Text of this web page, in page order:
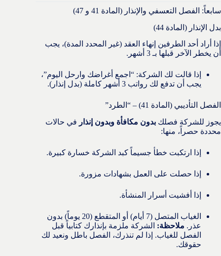
سابعاً: الفصل التعسفي والإنذار (المادة 41 و 47)
بدل الإنذار (المادة 44)
إذا أراد أحد الطرفين إنهاء العقد (غير المحدد المدة)، يجب
أن يخطر الآخر قبلها بـ 3 أشهر.
إذا قالت لك الشركة: “اجمع أغراضك وارحل اليوم”،
يجب أن تدفع لك رواتب 3 أشهر كاملة (بدل إنذار).
الفصل التأديبي (المادة 41) – “الطرد”
يجوز للشركة فصلك بدون مكافأة وبدون إنذار في حالات
محددة حصراً، منها:
إذا ارتكبت خطأ جسيماً كبد الشركة خسارة كبيرة.
إذا حصلت على العمل بشهادات مزورة.
إذا أفشيت أسرار المنشأة.
الغياب المتصل (7 أيام) أو المتقطع (20 يوماً) بدون
عذر. ملاحظة: الشركة ملزمة بإنذارك كتابياً قبل
الفصل للغياب. إذا لم تنذرك، الفصل باطل ونعيد لك
حقوقك.